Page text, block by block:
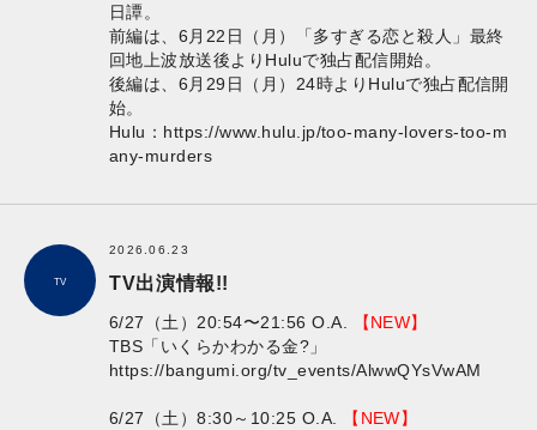
日譚。
前編は、6月22日（月）「多すぎる恋と殺人」最終
回地上波放送後よりHuluで独占配信開始。
後編は、6月29日（月）24時よりHuluで独占配信開
始。
Hulu： https://www.hulu.jp/too-many-lovers-too-m
any-murders
TV
2026.06.23
TV出演情報!!
6/27（土）20:54〜21:56 O.A.
【NEW】
TBS「いくらかわかる金?」
https://bangumi.org/tv_events/AlwwQYsVwAM
6/27（土）8:30～10:25 O.A.
【NEW】